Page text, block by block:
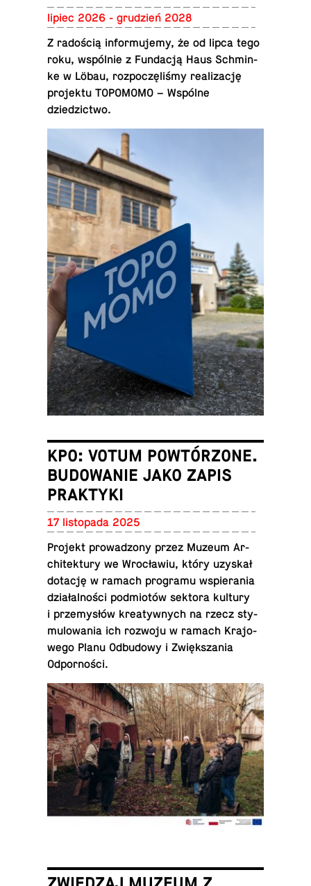
lipiec 2026 - gru­dzień 2028
Z ra­do­ścią in­for­mu­je­my, że od lipca tego
roku, wspól­nie z Fun­da­cją Haus Schmin­
ke w Löbau, roz­po­czę­li­śmy re­ali­za­cję
pro­jek­tu TO­PO­MO­MO – Wspólne
dziedzictwo.
KPO: VOTUM POWTÓRZONE.
BUDOWANIE JAKO ZAPIS
PRAKTYKI
17 li­sto­pa­da 2025
Projekt pro­wa­dzo­ny przez Muzeum Ar­
chi­tek­tu­ry we Wro­cła­wiu, który uzyskał
dotację w ramach pro­gra­mu wspie­ra­nia
dzia­łal­no­ści pod­mio­tów sektora kultury
i prze­my­słów kre­atyw­nych na rzecz sty­
mu­lo­wa­nia ich rozwoju w ramach Kra­jo­
we­go Planu Od­bu­do­wy i Zwięk­sza­nia
Odporności.